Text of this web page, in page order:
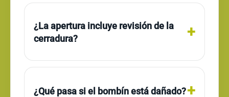
¿La apertura incluye revisión de la
cerradura?
¿Qué pasa si el bombín está dañado?